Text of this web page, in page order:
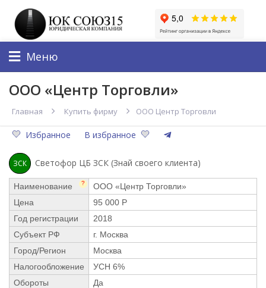
Меню
ООО «Центр Торговли»
Главная Купить фирму ООО Центр Торговли
Избранное В избранное
ЗСК Светофор ЦБ ЗСК (Знай своего клиента)
Наименование ?
ООО «Центр Торговли»
Цена
95 000 Р
Год регистрации
2018
Субъект РФ
г. Москва
Город/Регион
Москва
Налогообложение
УСН 6%
Обороты
Да